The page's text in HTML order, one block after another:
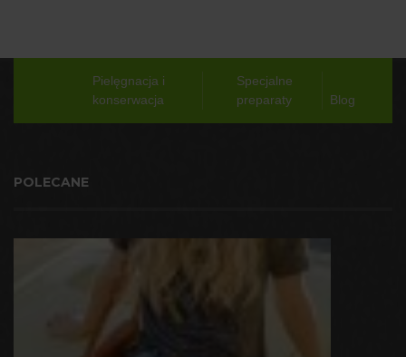
Pielęgnacja i
konserwacja
Specjalne
preparaty
Blog
POLECANE